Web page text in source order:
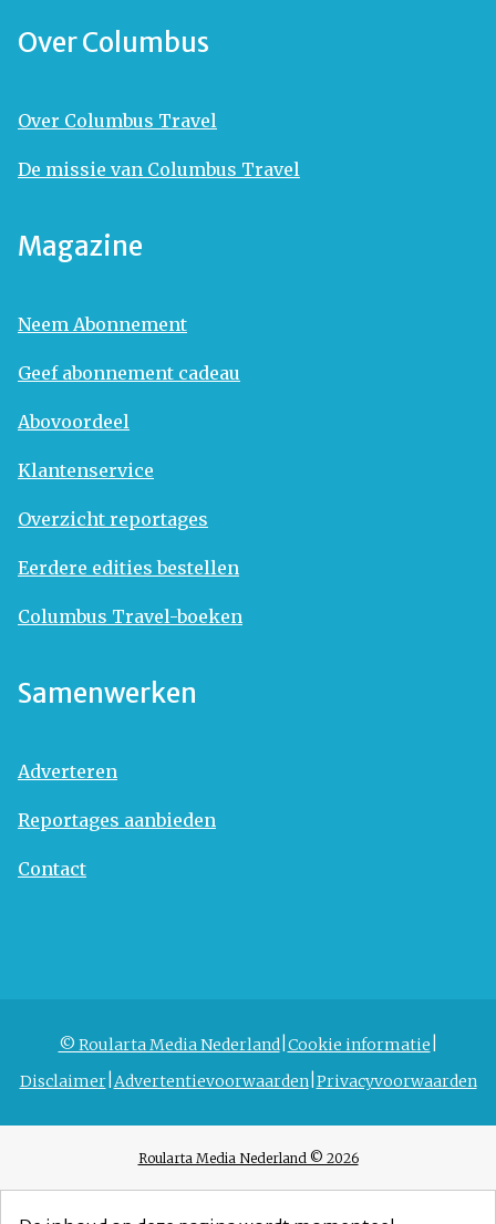
Over Columbus
Over Columbus Travel
De missie van Columbus Travel
Magazine
Neem Abonnement
Geef abonnement cadeau
Abovoordeel
Klantenservice
Overzicht reportages
Eerdere edities bestellen
Columbus Travel-boeken
Samenwerken
Adverteren
Reportages aanbieden
Contact
© Roularta Media Nederland Cookie informatie
Disclaimer Advertentievoorwaarden Privacyvoorwaarden
Roularta Media Nederland © 2026